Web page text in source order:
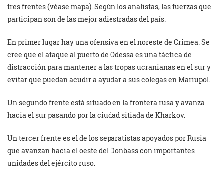
tres frentes (véase mapa). Según los analistas, las fuerzas que
participan son de las mejor adiestradas del país.
En primer lugar hay una ofensiva en el noreste de Crimea. Se
cree que el ataque al puerto de Odessa es una táctica de
distracción para mantener a las tropas ucranianas en el sur y
evitar que puedan acudir a ayudar a sus colegas en Mariupol.
Un segundo frente está situado en la frontera rusa y avanza
hacia el sur pasando por la ciudad sitiada de Kharkov.
Un tercer frente es el de los separatistas apoyados por Rusia
que avanzan hacia el oeste del Donbass con importantes
unidades del ejército ruso.